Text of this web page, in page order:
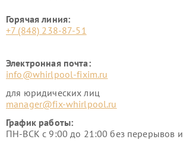
Горячая линия:
+7 (848) 238-87-51
Электронная почта:
info@whirlpool-fixim.ru
для юридических лиц
manager@fix-whirlpool.ru
График работы:
ПН-ВСК с 9:00 до 21:00 без перерывов